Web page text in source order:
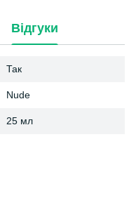
Відгуки
Так
Nude
25 мл